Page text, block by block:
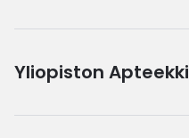
Yliopiston Apteekki